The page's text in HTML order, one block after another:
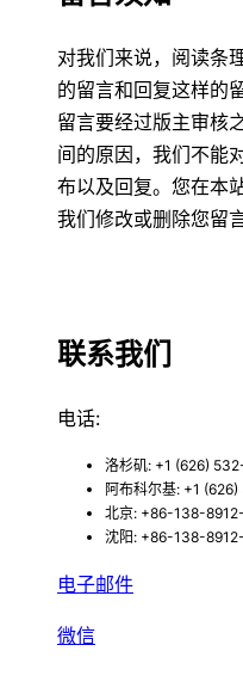
对我们来说，阅读条
的留言和回复这样的
留言要经过版主审核
间的原因，我们不能
布以及回复。您在本
我们修改或删除您留
联系我们
电话:
洛杉矶: +1 (626)
阿布科尔基: +1
北京: +86-138-
沈阳: +86-138-
电子邮件
微信